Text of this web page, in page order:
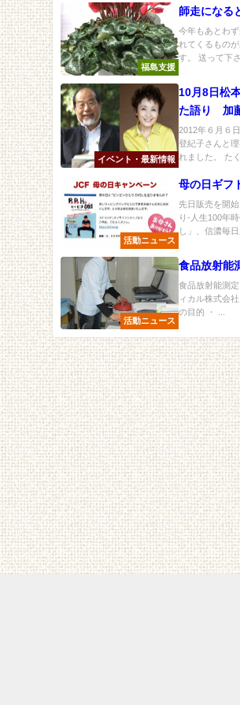
福島支援
師走になる
今年もあとわ
れてくるもの
す。 送って下さ
イベント・最新情報
10月8日松
た語り 加
2012年６月６
登紀子さんと
れました。 たく
活動ニュース
母の日ギフ
先日販売を開
り-人生100年
し」、信濃毎日
活動ニュース
食品放射能
食品放射能測
ィカル株式会
の目的 ・ ...